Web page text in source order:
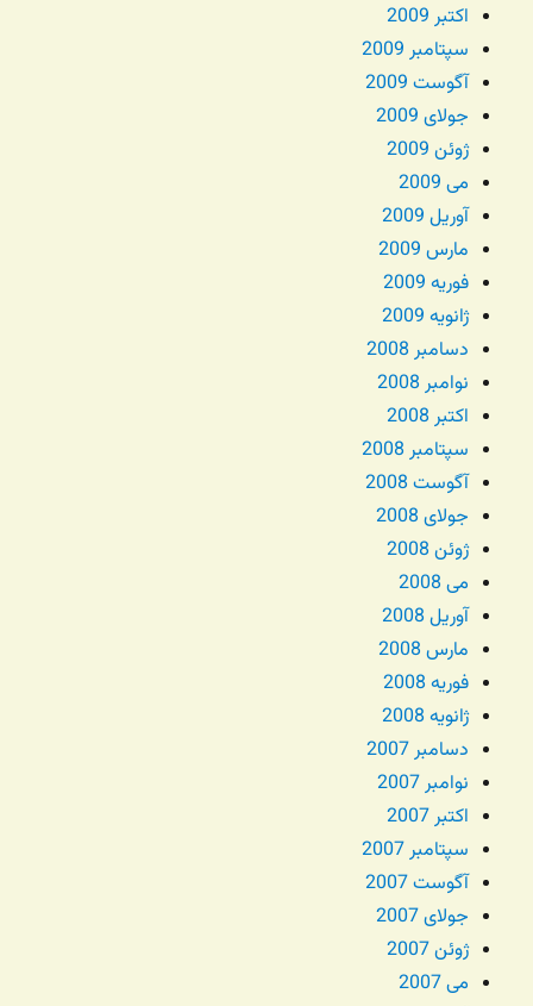
اکتبر 2009
سپتامبر 2009
آگوست 2009
جولای 2009
ژوئن 2009
می 2009
آوریل 2009
مارس 2009
فوریه 2009
ژانویه 2009
دسامبر 2008
نوامبر 2008
اکتبر 2008
سپتامبر 2008
آگوست 2008
جولای 2008
ژوئن 2008
می 2008
آوریل 2008
مارس 2008
فوریه 2008
ژانویه 2008
دسامبر 2007
نوامبر 2007
اکتبر 2007
سپتامبر 2007
آگوست 2007
جولای 2007
ژوئن 2007
می 2007